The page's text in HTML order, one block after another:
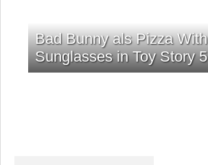
Bad Bunny als Pizza With
Sunglasses in Toy Story 5